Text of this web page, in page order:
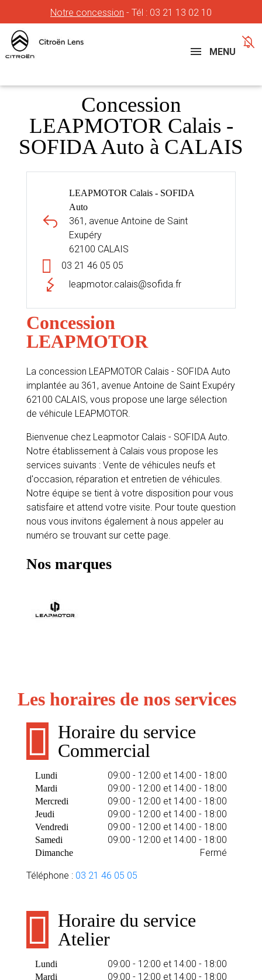
Notre concession - Tél : 03 21 13 02 10
Concessions
MENU
Concession
LEAPMOTOR Calais -
SOFIDA Auto à CALAIS
LEAPMOTOR Calais - SOFIDA
Auto
361, avenue Antoine de Saint
Exupéry
62100 CALAIS
03 21 46 05 05
leapmotor.calais@sofida.fr
Concession
LEAPMOTOR
La concession LEAPMOTOR Calais - SOFIDA Auto
implantée au 361, avenue Antoine de Saint Exupéry
62100 CALAIS, vous propose une large sélection
de véhicule LEAPMOTOR.
Bienvenue chez Leapmotor Calais - SOFIDA Auto.
Notre établissement à Calais vous propose les
services suivants : Vente de véhicules neufs et
d'occasion, réparation et entretien de véhicules.
Notre équipe se tient à votre disposition pour vous
satisfaire et attend votre visite. Pour toute question
nous vous invitons également à nous appeler au
numéro se trouvant sur cette page.
Nos marques
Les horaires de nos services
Horaire du service
Commercial
Lundi 09:00 - 12:00 et 14:00 - 18:00
Mardi 09:00 - 12:00 et 14:00 - 18:00
Mercredi 09:00 - 12:00 et 14:00 - 18:00
Jeudi 09:00 - 12:00 et 14:00 - 18:00
Vendredi 09:00 - 12:00 et 14:00 - 18:00
Samedi 09:00 - 12:00 et 14:00 - 18:00
Dimanche Fermé
Téléphone : 03 21 46 05 05
Horaire du service
Atelier
Lundi 09:00 - 12:00 et 14:00 - 18:00
Mardi 09:00 - 12:00 et 14:00 - 18:00